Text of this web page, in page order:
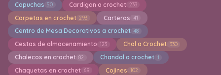
Capuchas 50 Cardigan a crochet 233
Carpetas en crochet 293 Carteras 41
Centro de Mesa Decorativos a crochet 48
Cestas de almacenamiento 123 Chal a Crochet 330
Chalecos en crochet 82 Chandal a crochet 1
Chaquetas en crochet 69 Cojines 102